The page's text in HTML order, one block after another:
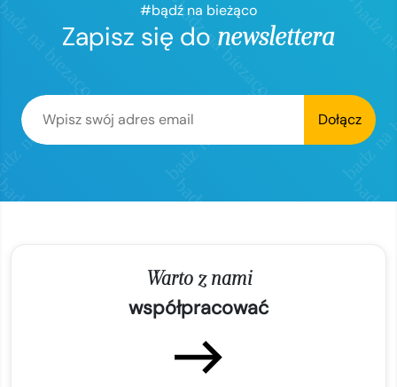
#bądź na bieżąco
Zapisz się do newslettera
Dołącz
Warto z nami
współpracować